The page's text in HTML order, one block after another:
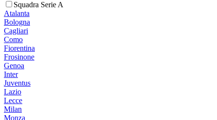
Squadra Serie A
Atalanta
Bologna
Cagliari
Como
Fiorentina
Frosinone
Genoa
Inter
Juventus
Lazio
Lecce
Milan
Monza